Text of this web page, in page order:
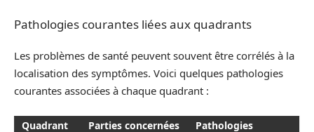
Pathologies courantes liées aux quadrants
Les problèmes de santé peuvent souvent être corrélés à la
localisation des symptômes. Voici quelques pathologies
courantes associées à chaque quadrant :
Quadrant Parties concernées
Pathologies